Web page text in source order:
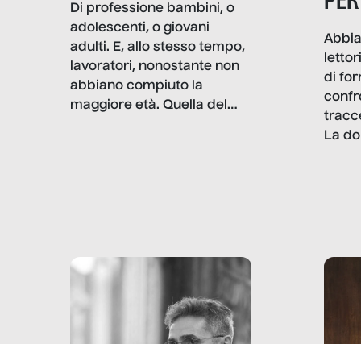
Di professione bambini, o
adolescenti, o giovani
adulti. E, allo stesso tempo,
lavoratori, nonostante non
abbiano compiuto la
maggiore età. Quella del
minori. […]
di
La